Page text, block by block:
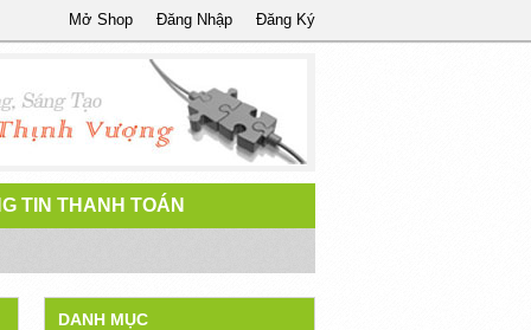
Đăng Ký
Đăng Nhập
Mở Shop
TIN THANH TOÁN
DANH MỤC